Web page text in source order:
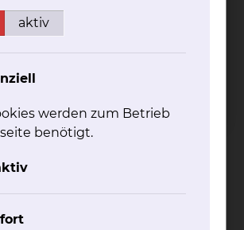
Lendenwirbelsäulen- oder
Syndromen.
hat die Behandlung?
Aufhänge-Punkte können
oder erschwert, Zug oder
aktiv
werden zum Betrieb
benötigt.